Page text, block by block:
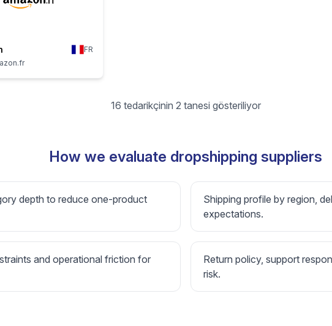
FR
16 tedarikçinin 2 tanesi gösteriliyor
How we evaluate dropshipping suppliers
depth to reduce one-product
Shipping profile by region,
expectations.
and operational friction for
Return policy, support
risk.